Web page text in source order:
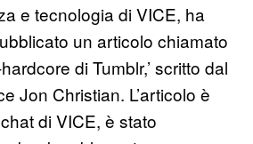
e tecnologia di VICE, ha
un articolo chiamato
di Tumblr,’ scritto dal
Jon Christian. L’articolo è
di VICE, è stato